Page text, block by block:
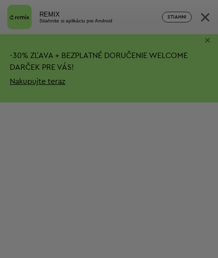
REMIX
Stiahnite si aplikáciu pre Android
STIAHNI ×
-30% ZĽAVA + BEZPLATNÉ DORUČENIE WELCOME
DARČEK PRE VÁS!
Nakupujte teraz
×